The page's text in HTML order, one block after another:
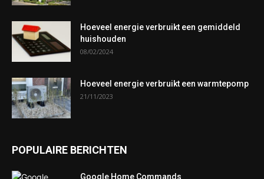
Hoeveel energie verbruikt een gemiddeld
huishouden
08/02/2024
Hoeveel energie verbruikt een warmtepomp
21/11/2023
POPULAIRE BERICHTEN
Google Home Commands